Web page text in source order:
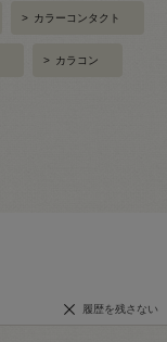
> カラーコンタクト
> カラコン
履歴を残さない